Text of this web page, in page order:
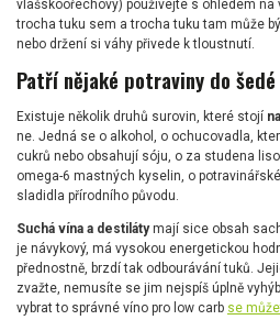
vlašskoořechový) používejte s ohledem na
trocha tuku sem a trocha tuku tam může
nebo držení si váhy přivede k tloustnutí.
Patří nějaké potraviny do šedé
Existuje několik druhů surovin, které stojí
ne. Jedná se o alkohol, o ochucovadla,
cukrů nebo obsahují sóju, o za studena
omega-6 mastných kyselin, o
sladidla přírodního původu.
Suchá vína a destilátymají sice obsah
je návykový, má vysokou energetickou
přednostně, brzdí tak odbourávání tuků.
zvažte, nemusíte se jim nejspíš úplně
vybrat to správné víno pro low carb se